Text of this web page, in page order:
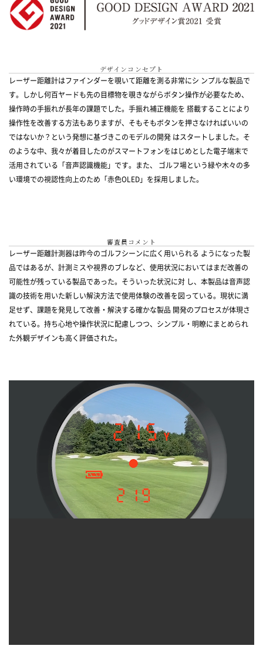
デザインコンセプト
レーザー距離計はファインダーを覗いて距離を測る非常にシ ンプルな製品で
す。しかし何百ヤードも先の目標物を覗きながらボタン操作が必要なため、
操作時の手振れが長年の課題でした。手振れ補正機能を 搭載することにより
操作性を改善する方法もありますが、そもそもボタンを押さなければいいの
ではないか？という発想に基づきこのモデルの開発 はスタートしました。そ
のような中、我々が着目したのがスマートフォンをはじめとした電子端末で
活用されている「音声認識機能」です。また、 ゴルフ場という緑や木々の多
い環境での視認性向上のため「赤色OLED」を採用しました。
審査員コメント
レーザー距離計測器は昨今のゴルフシーンに広く用いられる ようになった製
品ではあるが、計測ミスや視界のブレなど、使用状況においてはまだ改善の
可能性が残っている製品であった。そういった状況に対 し、本製品は音声認
識の技術を用いた新しい解決方法で使用体験の改善を図っている。現状に満
足せず、課題を発見して改善・解決する確かな製品 開発のプロセスが体現さ
れている。持ち心地や操作状況に配慮しつつ、シンプル・明瞭にまとめられ
た外観デザインも高く評価された。